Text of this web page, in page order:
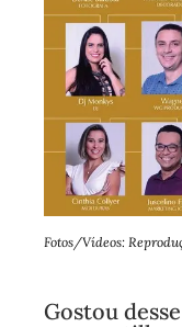
Fotos/Vídeos:
Gostou